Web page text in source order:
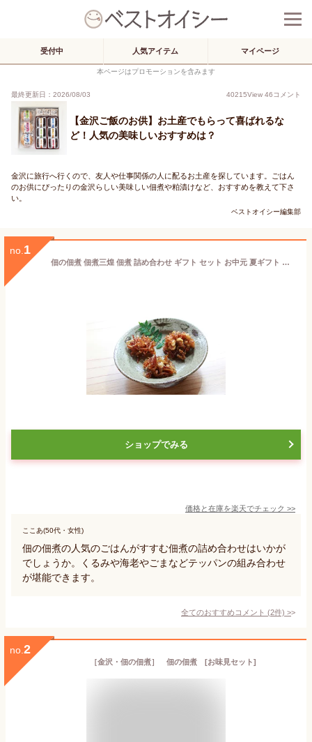
受付中 人気アイテム マイページ
本ページはプロモーションを含みます
最終更新日：2026/08/03 40215View 46コメント
【金沢ご飯のお供】お土産でもらって喜ばれるな
ど！人気の美味しいおすすめは？
金沢に旅行へ行くので、友人や仕事関係の人に配るお土産を探しています。ごはん
のお供にぴったりの金沢らしい美味しい佃煮や粕漬けなど、おすすめを教えて下さ
い。
ベストオイシー編集部
no. 1
佃の佃煮 佃煮三煌 佃煮 詰め合わせ ギフト セット お中元 夏ギフト 老舗 金沢 くるみ 小分け 磯くるみ 海老くるみ 胡麻入やわらかちりめん ちりめん 贈り物 お取り寄せ グルメ ご飯のお供 人気 御歳暮 歳暮 冬ギフト プレゼント 佃煮セット
ショップでみる
価格と在庫を楽天でチェック >>
ここあ(50代・女性)
佃の佃煮の人気のごはんがすすむ佃煮の詰め合わせはいかが
でしょうか。くるみや海老やごまなどテッパンの組み合わせ
が堪能できます。
全てのおすすめコメント (2件) >
no. 2
［金沢・佃の佃煮］ 佃の佃煮 [お味見セット]